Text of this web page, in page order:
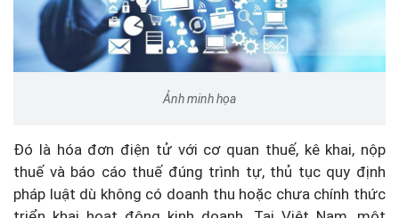
Ảnh minh họa
Đó là hóa đơn điện tử với cơ quan thuế, kê khai, nộp
thuế và báo cáo thuế đúng trình tự, thủ tục quy định
pháp luật dù không có doanh thu hoặc chưa chính thức